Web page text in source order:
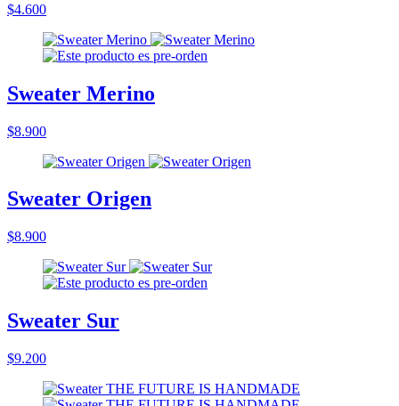
$4.600
Sweater Merino
$8.900
Sweater Origen
$8.900
Sweater Sur
$9.200